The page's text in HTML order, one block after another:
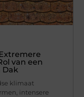
van een
Dak
klimaat
intensere